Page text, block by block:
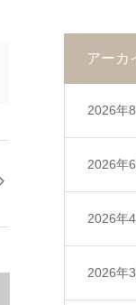
アーカ
2026年
2026年
2026年
2026年